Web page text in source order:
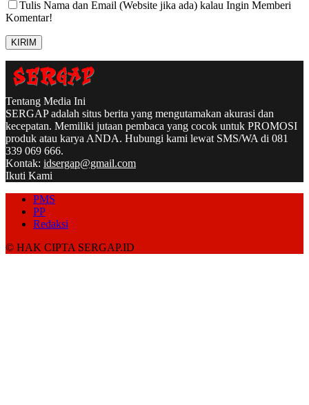
Tulis Nama dan Email (Website jika ada) kalau Ingin Memberi
Komentar!
Tentang Media Ini
SERGAP adalah situs berita yang mengutamakan akurasi dan
kecepatan. Memiliki jutaan pembaca yang cocok untuk PROMOSI
produk atau karya ANDA. Hubungi kami lewat SMS/WA di 081
339 069 666.
Kontak: idsergap@gmail.com
Ikuti Kami
PMS
PP
Redaksi
© HAK CIPTA SERGAP.ID